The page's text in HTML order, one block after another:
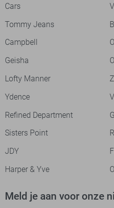
Cars
Tommy Jeans
Campbell
Geisha
Lofty Manner
Ydence
Refined Department
Sisters Point
JDY
Harper & Yve
Meld je aan voor onze